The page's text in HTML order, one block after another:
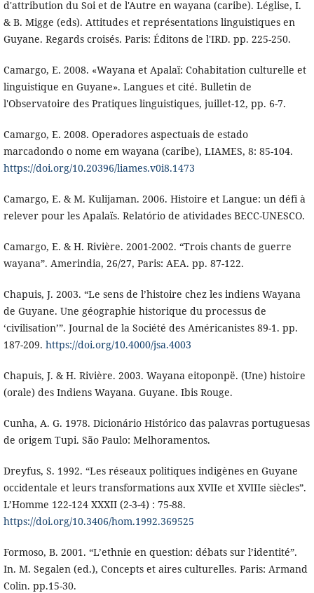
d'attribution du Soi et de l'Autre en wayana (caribe). Léglise, I.
& B. Migge (eds). Attitudes et représentations linguistiques en
Guyane. Regards croisés. Paris: Éditons de l'IRD. pp. 225-250.
Camargo, E. 2008. «Wayana et Apalaï: Cohabitation culturelle et
linguistique en Guyane». Langues et cité. Bulletin de
l'Observatoire des Pratiques linguistiques, juillet-12, pp. 6-7.
Camargo, E. 2008. Operadores aspectuais de estado
marcadondo o nome em wayana (caribe), LIAMES, 8: 85-104.
https://doi.org/10.20396/liames.v0i8.1473
Camargo, E. & M. Kulijaman. 2006. Histoire et Langue: un défi à
relever pour les Apalaïs. Relatório de atividades BECC-UNESCO.
Camargo, E. & H. Rivière. 2001-2002. “Trois chants de guerre
wayana”. Amerindia, 26/27, Paris: AEA. pp. 87-122.
Chapuis, J. 2003. “Le sens de l’histoire chez les indiens Wayana
de Guyane. Une géographie historique du processus de
‘civilisation’”. Journal de la Société des Américanistes 89-1. pp.
187-209. https://doi.org/10.4000/jsa.4003
Chapuis, J. & H. Rivière. 2003. Wayana eitoponpë. (Une) histoire
(orale) des Indiens Wayana. Guyane. Ibis Rouge.
Cunha, A. G. 1978. Dicionário Histórico das palavras portuguesas
de origem Tupi. São Paulo: Melhoramentos.
Dreyfus, S. 1992. “Les réseaux politiques indigènes en Guyane
occidentale et leurs transformations aux XVIIe et XVIIIe siècles”.
L’Homme 122-124 XXXII (2-3-4) : 75-88.
https://doi.org/10.3406/hom.1992.369525
Formoso, B. 2001. “L’ethnie en question: débats sur l’identité”.
In. M. Segalen (ed.), Concepts et aires culturelles. Paris: Armand
Colin. pp.15-30.